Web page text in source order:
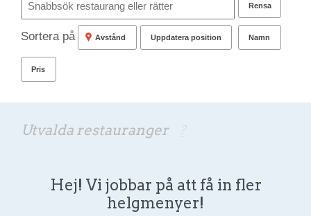
Rensa
Sortera på Avstånd Uppdatera position Namn
Pris
Utvalda restauranger ?
Hej! Vi jobbar på att få in fler
helgmenyer!